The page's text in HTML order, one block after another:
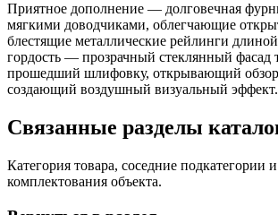
Приятное дополнение — долговечная
мягкими доводчиками, облегчающие
блестящие металлические рейлинги
гордость — прозрачный стеклянный
прошедший шлифовку, открывающий
создающий воздушный визуальный эффект.
Связанные разделы
Категория товара, соседние подкатегории
комплектования объекта.